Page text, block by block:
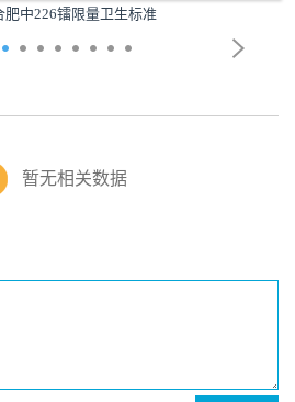
肥中226镭限量卫生标准
暂无相关数据